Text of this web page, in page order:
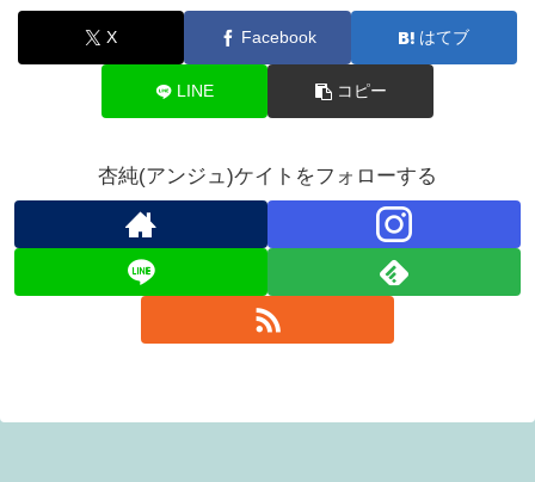
X Facebook はてブ
LINE コピー
杏純(アンジュ)ケイトをフォローする